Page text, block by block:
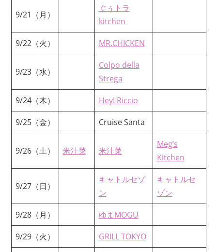
9/21（月）
ぐぅトラ
kitchen
9/22（火） MR.CHICKEN
9/23（水）
Colpo della
Strega
9/24（木） Hey! Riccio
9/25（金） Cruise Santa
9/26（土） 米汁菜 米汁菜
Meg’s
Kitchen
9/27（日）
キャトルセゾ
ン
キャトルセ
ゾン
9/28（月） ゆまMOGU
9/29（火） GRILL TOKYO